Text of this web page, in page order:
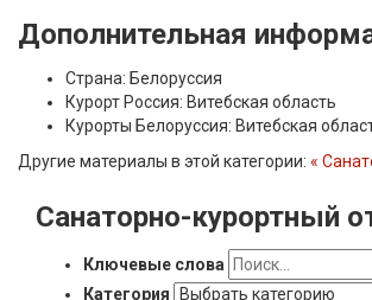
Дополнительная
Страна: Белоруссия
Курорт Россия: Витебская область
Курорты Белоруссия: Витебская
Другие материалы в этой категории: «
Санаторно-курортный
Ключевые слова
Категория